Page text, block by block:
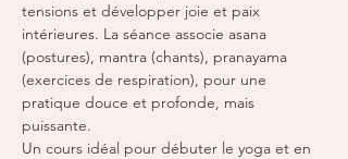
tensions et développer joie et paix
intérieures. La séance associe asana
(postures), mantra (chants), pranayama
(exercices de respiration), pour une
pratique douce et profonde, mais
puissante.
Un cours idéal pour débuter le yoga et en